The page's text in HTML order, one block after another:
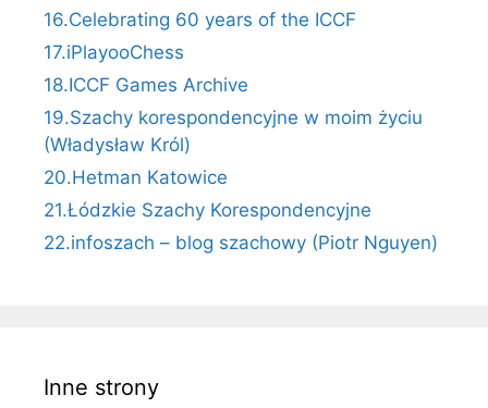
16.Celebrating 60 years of the ICCF
17.iPlayooChess
18.ICCF Games Archive
19.Szachy korespondencyjne w moim życiu
(Władysław Król)
20.Hetman Katowice
21.Łódzkie Szachy Korespondencyjne
22.infoszach – blog szachowy (Piotr Nguyen)
Inne strony